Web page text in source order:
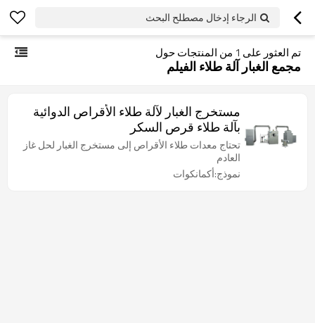
الرجاء إدخال مصطلح البحث
تم العثور على 1 من المنتجات حول
مجمع الغبار آلة طلاء الفيلم
مستخرج الغبار لآلة طلاء الأقراص الدوائية
بآلة طلاء قرص السكر
تحتاج معدات طلاء الأقراص إلى مستخرج الغبار لحل غاز
العادم
نموذج:أكمانكوات